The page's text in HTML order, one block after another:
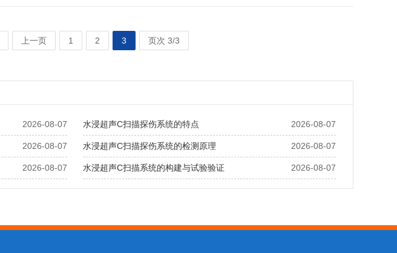
上一页 1 2 3 页次 3/3
2026-08-07 2026-08-07
水浸超声C扫描探伤系统的特点
2026-08-07 2026-08-07
水浸超声C扫描探伤系统的检测原理
2026-08-07 2026-08-07
水浸超声C扫描系统的构建与试验验证